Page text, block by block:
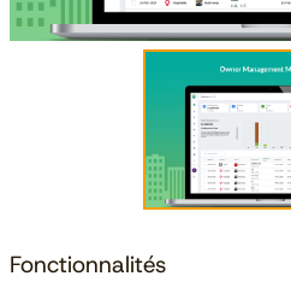
Fonctionnalités